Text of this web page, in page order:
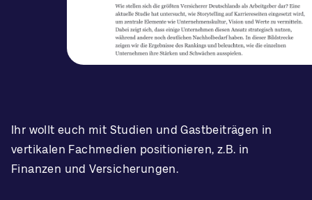
Ihr wollt euch mit Studien und Gastbeiträgen in
vertikalen Fachmedien positionieren, z.B. in
Finanzen und Versicherungen.